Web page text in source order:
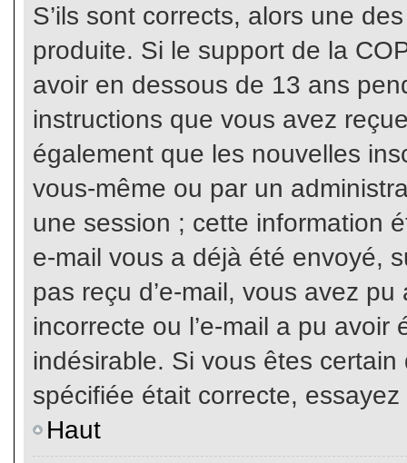
S’ils sont corrects, alors une
produite. Si le support de la
avoir en dessous de 13 ans
instructions que vous avez
également que les nouvelles
vous-même ou par un
une session ; cette information
e-mail vous a déjà été envoyé,
pas reçu d’e-mail, vous avez
incorrecte ou l’e-mail a pu
indésirable. Si vous êtes
spécifiée était correcte,
Haut